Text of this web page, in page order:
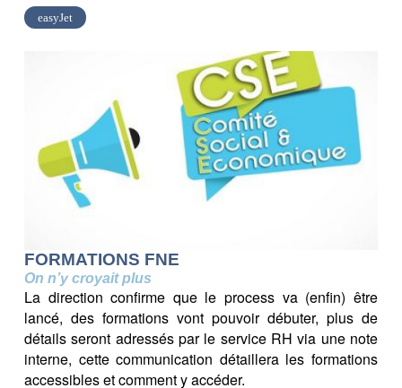
easyJet
FORMATIONS FNE
On n’y croyait plus
La direction confirme que le process va (enfin) être
lancé, des formations vont pouvoir débuter, plus de
détails seront adressés par le service RH via une note
interne, cette communication détaillera les formations
accessibles et comment y accéder.